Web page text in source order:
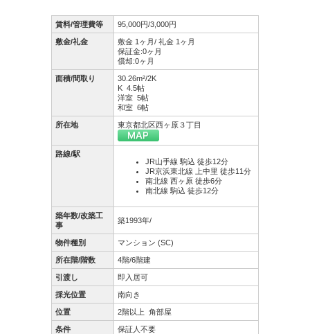
賃料/管理費等 95,000円/3,000円
敷金/礼金
敷金 1ヶ月/ 礼金 1ヶ月
保証金:0ヶ月
償却:0ヶ月
面積/間取り
30.26m²/2K
K 4.5帖
洋室 5帖
和室 6帖
所在地 東京都北区西ヶ原３丁目
路線/駅
JR山手線 駒込 徒歩12分
JR京浜東北線 上中里 徒歩11分
南北線 西ヶ原 徒歩6分
南北線 駒込 徒歩12分
築年数/改築工
事
築1993年/
物件種別 マンション (SC)
所在階/階数 4階/6階建
引渡し 即入居可
採光位置 南向き
位置 2階以上 角部屋
条件 保証人不要